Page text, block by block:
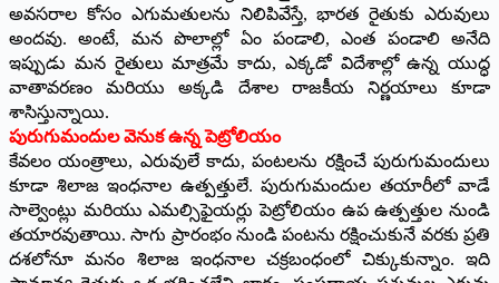
అవసరాల కోసం ఎగుమతులను నిలిపివేస్తే, భారత రైతుకు ఎరువులు
అందవు. అంటే, మన పొలాల్లో ఏం పండాలి, ఎంత పండాలి అనేది
ఇప్పుడు మన రైతులు మాత్రమే కాదు, ఎక్కడో విదేశాల్లో ఉన్న యుద్ధ
వాతావరణం మరియు అక్కడి దేశాల రాజకీయ నిర్ణయాలు కూడా
శాసిస్తున్నాయి.
​పురుగుమందుల వెనుక ఉన్న పెట్రోలియం
​కేవలం యంత్రాలు, ఎరువులే కాదు, పంటలను రక్షించే పురుగుమందులు
కూడా శిలాజ ఇంధనాల ఉత్పత్తులే. పురుగుమందుల తయారీలో వాడే
సాల్వెంట్లు మరియు ఎమల్సిఫైయర్లు పెట్రోలియం ఉప ఉత్పత్తుల నుండి
తయారవుతాయి. సాగు ప్రారంభం నుండి పంటను రక్షించుకునే వరకు ప్రతి
దశలోనూ మనం శిలాజ ఇంధనాల చక్రబంధంలో చిక్కుకున్నాం. ఇది